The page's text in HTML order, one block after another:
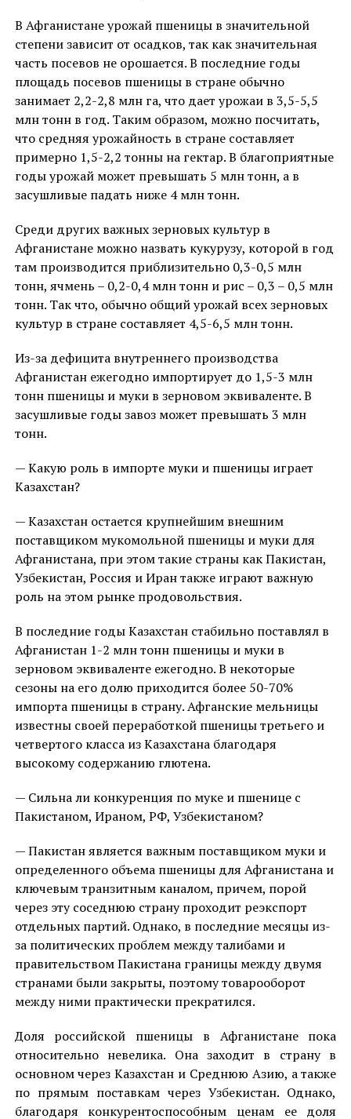
В Афганистане урожай пшеницы в значительной
степени зависит от осадков, так как значительная
часть посевов не орошается. В последние годы
площадь посевов пшеницы в стране обычно
занимает 2,2-2,8 млн га, что дает урожаи в 3,5-5,5
млн тонн в год. Таким образом, можно посчитать,
что средняя урожайность в стране составляет
примерно 1,5-2,2 тонны на гектар. В благоприятные
годы урожай может превышать 5 млн тонн, а в
засушливые падать ниже 4 млн тонн.
Среди других важных зерновых культур в
Афганистане можно назвать кукурузу, которой в год
там производится приблизительно 0,3-0,5 млн
тонн, ячмень – 0,2-0,4 млн тонн и рис – 0,3 – 0,5 млн
тонн. Так что, обычно общий урожай всех зерновых
культур в стране составляет 4,5-6,5 млн тонн.
Из-за дефицита внутреннего производства
Афганистан ежегодно импортирует до 1,5-3 млн
тонн пшеницы и муки в зерновом эквиваленте. В
засушливые годы завоз может превышать 3 млн
тонн.
— Какую роль в импорте муки и пшеницы играет
Казахстан?
— Казахстан остается крупнейшим внешним
поставщиком мукомольной пшеницы и муки для
Афганистана, при этом такие страны как Пакистан,
Узбекистан, Россия и Иран также играют важную
роль на этом рынке продовольствия.
В последние годы Казахстан стабильно поставлял в
Афганистан 1-2 млн тонн пшеницы и муки в
зерновом эквиваленте ежегодно. В некоторые
сезоны на его долю приходится более 50-70%
импорта пшеницы в страну. Афганские мельницы
известны своей переработкой пшеницы третьего и
четвертого класса из Казахстана благодаря
высокому содержанию глютена.
— Сильна ли конкуренция по муке и пшенице с
Пакистаном, Ираном, РФ, Узбекистаном?
— Пакистан является важным поставщиком муки и
определенного объема пшеницы для Афганистана и
ключевым транзитным каналом, причем, порой
через эту соседнюю страну проходит реэкспорт
отдельных партий. Однако, в последние месяцы из-
за политических проблем между талибами и
правительством Пакистана границы между двумя
странами были закрыты, поэтому товарооборот
между ними практически прекратился.
Доля российской пшеницы в Афганистане пока
относительно невелика. Она заходит в страну в
основном через Казахстан и Среднюю Азию, а также
по прямым поставкам через Узбекистан. Однако,
благодаря конкурентоспособным ценам ее доля